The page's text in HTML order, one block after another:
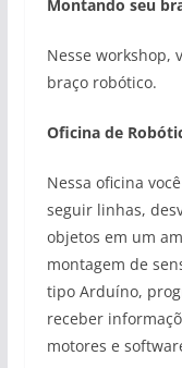
Montando seu
Nesse workshop,
braço robótico.
Oficina de
Nessa oficina
seguir linhas,
objetos em um
montagem de
tipo Arduíno,
receber
motores e